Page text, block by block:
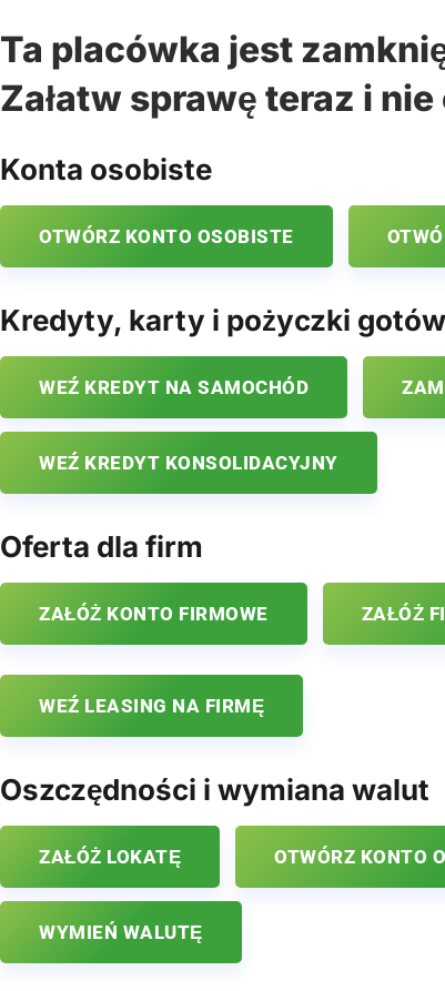
Ta placówka jest
Załatw sprawę teraz i
Konta osobiste
OTWÓRZ KONTO OSOBISTE
Kredyty, karty i pożyczki
WEŹ KREDYT NA SAMOCHÓD
WEŹ KREDYT KONSOLIDACYJNY
Oferta dla firm
ZAŁÓŻ KONTO FIRMOWE ZAŁÓŻ
WEŹ LEASING NA FIRMĘ
Oszczędności i wymiana walut
ZAŁÓŻ LOKATĘ OTWÓRZ KONTO
WYMIEŃ WALUTĘ